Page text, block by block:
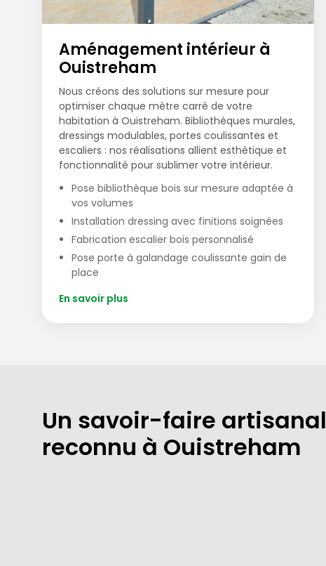
Aménagement intérieur à
Ouistreham
Nous créons des solutions sur mesure pour
optimiser chaque mètre carré de votre
habitation à Ouistreham. Bibliothèques murales,
dressings modulables, portes coulissantes et
escaliers : nos réalisations allient esthétique et
fonctionnalité pour sublimer votre intérieur.
Pose bibliothèque bois sur mesure adaptée à
vos volumes
Installation dressing avec finitions soignées
Fabrication escalier bois personnalisé
Pose porte à galandage coulissante gain de
place
En savoir plus
Un savoir-faire artisanal
reconnu à Ouistreham